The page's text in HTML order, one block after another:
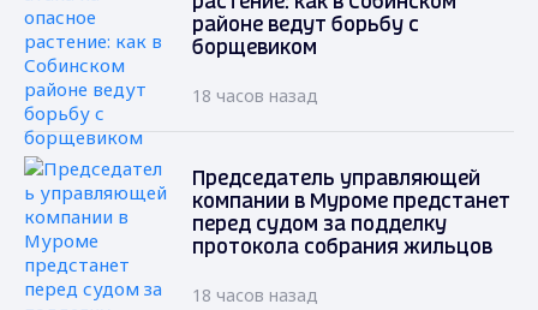
районе ведут борьбу с
борщевиком
18 часов назад
Председатель управляющей
компании в Муроме предстанет
перед судом за подделку
протокола собрания жильцов
18 часов назад